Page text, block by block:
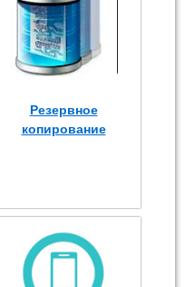
Резервное
копирование